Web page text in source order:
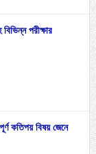
পরীক্ষার
কতিপয় বিষয় জেনে